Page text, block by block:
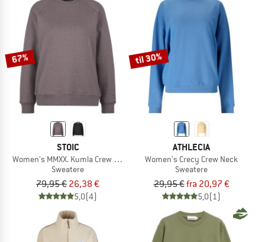
67%
STOIC
Women's MMXX. Kumla Crew Neck
Sweatere
79,95 € 26,38 €
5,0(4)
til 30%
ATHLECIA
Women's Crecy Crew Neck
Sweatere
29,95 €fra 20,97 €
5,0(1)